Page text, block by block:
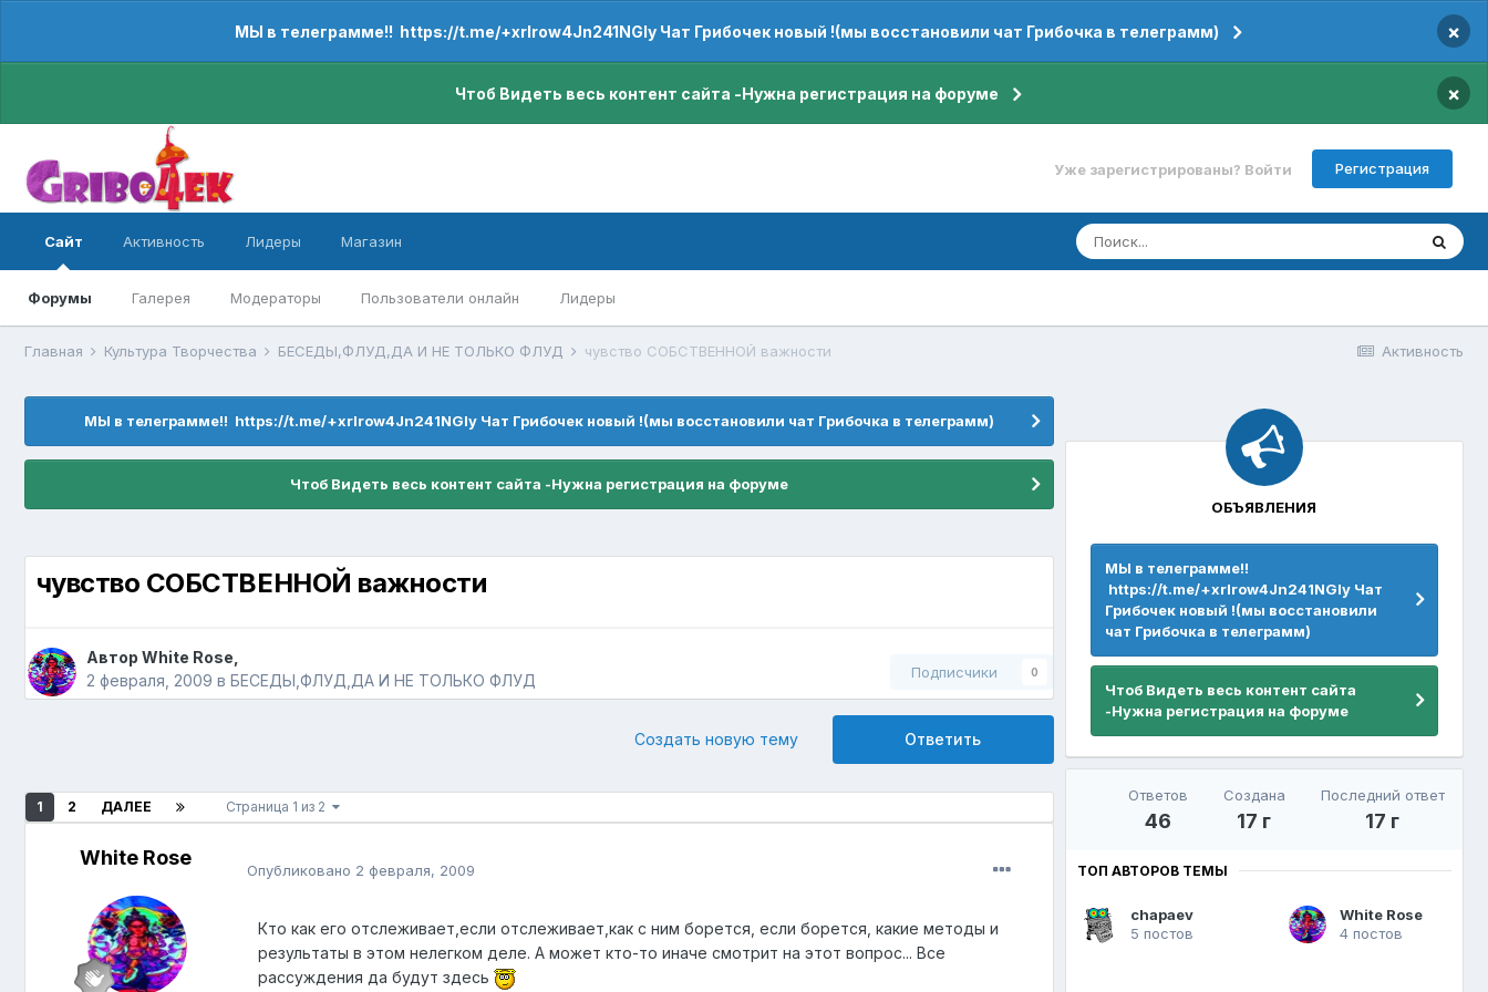
МЫ в телеграмме!! https://t.me/+xrIrow4Jn241NGIy Чат Грибочек новый !(мы восстановили чат Грибочка в телеграмм) ×
Чтоб Видеть весь контент сайта -Нужна регистрация на форуме ×
Уже зарегистрированы? Войти Регистрация
Сайт
Форумы Галерея Модераторы Пользователи онлайн Лидеры
Активность Лидеры Магазин
Активность
Главная Культура Творчества БЕСЕДЫ,ФЛУД,ДА И НЕ ТОЛЬКО ФЛУД чувство СОБСТВЕННОЙ важности
МЫ в телеграмме!! https://t.me/+xrIrow4Jn241NGIy Чат Грибочек новый !(мы восстановили чат Грибочка в телеграмм)
Чтоб Видеть весь контент сайта -Нужна регистрация на форуме
чувство СОБСТВЕННОЙ важности
Автор White Rose
2 февраля, 2009 в БЕСЕДЫ,ФЛУД,ДА И НЕ ТОЛЬКО ФЛУД Подписчики 0
Ответить
Создать новую тему
1 2 ДАЛЕЕ Страница 1 из 2
White Rose
Опубликовано 2 февраля, 2009
Кто как его отслеживает,если отслеживает,как с ним борется, если борется, какие методы и
результаты в этом нелегком деле. А может кто-то иначе смотрит на этот вопрос... Все
рассуждения да будут здесь
ОБЪЯВЛЕНИЯ
МЫ в телеграмме!!
https://t.me/+xrIrow4Jn241NGIy Чат
Грибочек новый !(мы восстановили
чат Грибочка в телеграмм)
Чтоб Видеть весь контент сайта
-Нужна регистрация на форуме
Ответов
46
Создана
17 г
Последний ответ
17 г
ТОП АВТОРОВ ТЕМЫ
chapaev
5 постов
White Rose
4 постов